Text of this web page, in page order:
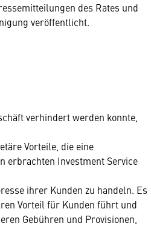
des Rates und
veröffentlicht.
verhindert werden konnte,
Vorteile, die eine
erbrachten Investment Service
ihrer Kunden zu handeln. Es
Vorteil für Kunden führt und
Gebühren und Provisionen,